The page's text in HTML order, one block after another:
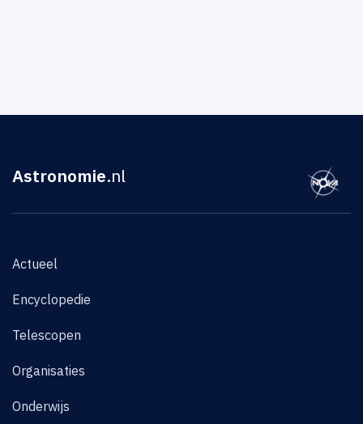
Astronomie.nl
Actueel
Encyclopedie
Telescopen
Organisaties
Onderwijs